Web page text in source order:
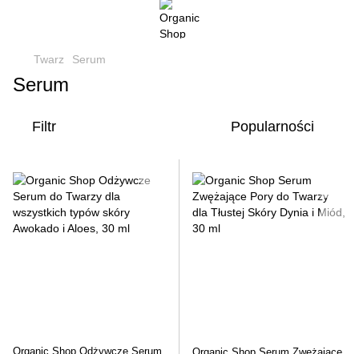
Twarz Serum
Serum
Filtr Popularności
Organic Shop Odżywcze Serum